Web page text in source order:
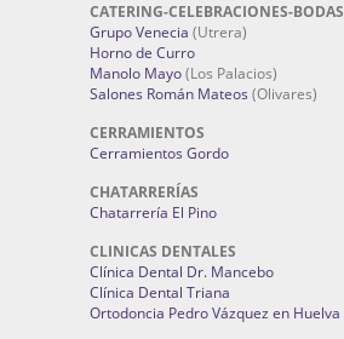
CATERING-CELEBRACIONES-BODAS
Grupo Venecia (Utrera)
Horno de Curro
Manolo Mayo(Los Palacios)
Salones Román Mateos (Olivares)
CERRAMIENTOS
Cerramientos Gordo
CHATARRERÍAS
Chatarrería El Pino
CLINICAS DENTALES
Clínica Dental Dr. Mancebo
Clínica Dental Triana
Ortodoncia Pedro Vázquez en Huelva